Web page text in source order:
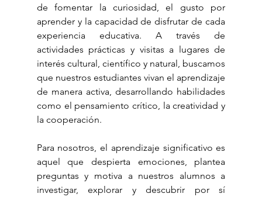
de fomentar la curiosidad, el gusto por
aprender y la capacidad de disfrutar de cada
experiencia educativa. A través de
actividades prácticas y visitas a lugares de
interés cultural, científico y natural, buscamos
que nuestros estudiantes vivan el aprendizaje
de manera activa, desarrollando habilidades
como el pensamiento crítico, la creatividad y
la cooperación.
Para nosotros, el aprendizaje significativo es
aquel que despierta emociones, plantea
preguntas y motiva a nuestros alumnos a
investigar, explorar y descubrir por sí